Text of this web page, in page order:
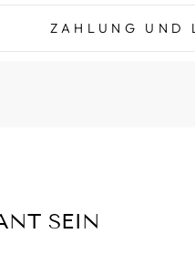
ZAHLUNG UND
SEIN